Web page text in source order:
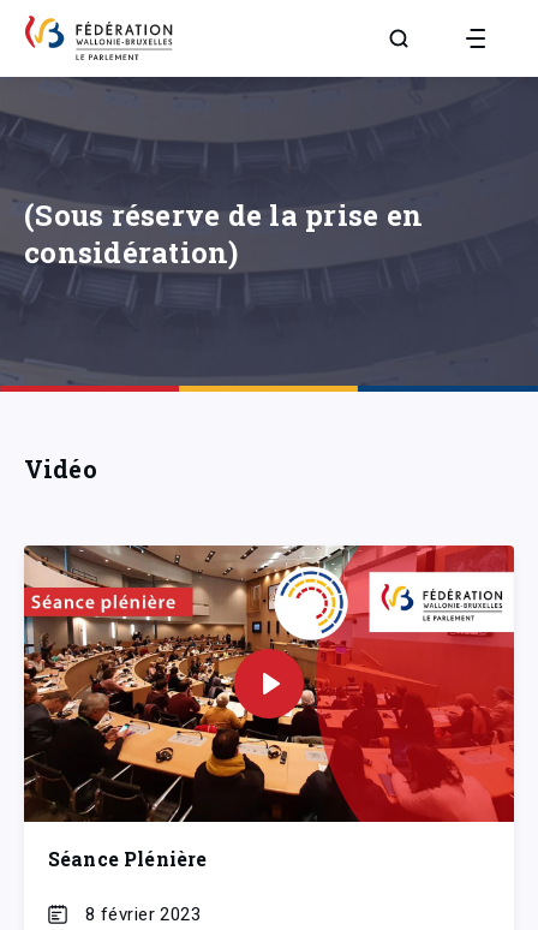
Aller à la page
(Sous réserve de la prise en
considération)
Vidéo
Séance Plénière
8 février 2023